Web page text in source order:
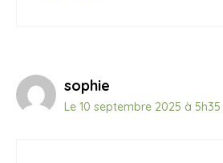
sophie
Le 10 septembre 2025 à 5h35